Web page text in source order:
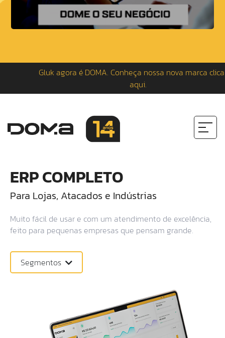
Gluk agora é DOMA. Conheça nossa nova marca clicando
ERP COMPLETO
Para Lojas, Atacados e Indústrias
Muito fácil de usar e com um atendimento de excelência,
feito para pequenas empresas que pensam grande.
Segmentos